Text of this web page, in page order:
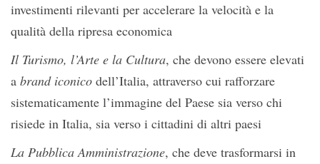
investimenti rilevanti per accelerare la velocità e la
qualità della ripresa economica
Il Turismo, l’Arte e la Cultura, che devono essere elevati
a brand iconico dell’Italia, attraverso cui rafforzare
sistematicamente l’immagine del Paese sia verso chi
risiede in Italia, sia verso i cittadini di altri paesi
La Pubblica Amministrazione, che deve trasformarsi in